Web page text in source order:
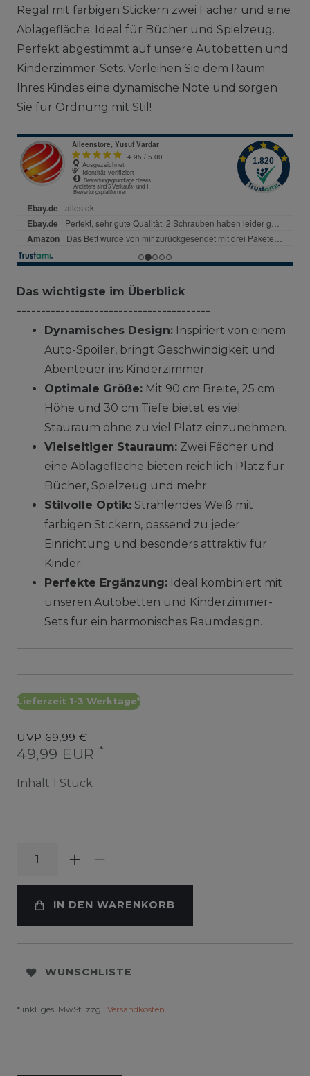
Regal mit farbigen Stickern zwei Fächer und eine
Ablagefläche. Ideal für Bücher und Spielzeug.
Perfekt abgestimmt auf unsere Autobetten und
Kinderzimmer-Sets. Verleihen Sie dem Raum
Ihres Kindes eine dynamische Note und sorgen
Sie für Ordnung mit Stil!
Das wichtigste im Überblick
----------------------------------------
Dynamisches Design: Inspiriert von einem
Auto-Spoiler, bringt Geschwindigkeit und
Abenteuer ins Kinderzimmer.
Optimale Größe: Mit 90 cm Breite, 25 cm
Höhe und 30 cm Tiefe bietet es viel
Stauraum ohne zu viel Platz einzunehmen.
Vielseitiger Stauraum: Zwei Fächer und
eine Ablagefläche bieten reichlich Platz für
Bücher, Spielzeug und mehr.
Stilvolle Optik: Strahlendes Weiß mit
farbigen Stickern, passend zu jeder
Einrichtung und besonders attraktiv für
Kinder.
Perfekte Ergänzung: Ideal kombiniert mit
unseren Autobetten und Kinderzimmer-
Sets für ein harmonisches Raumdesign.
Lieferzeit 1-3 Werktage*
UVP 69,99 €
49,99 EUR *
Inhalt 1 Stück
IN DEN WARENKORB
WUNSCHLISTE
* inkl. ges. MwSt. zzgl. Versandkosten